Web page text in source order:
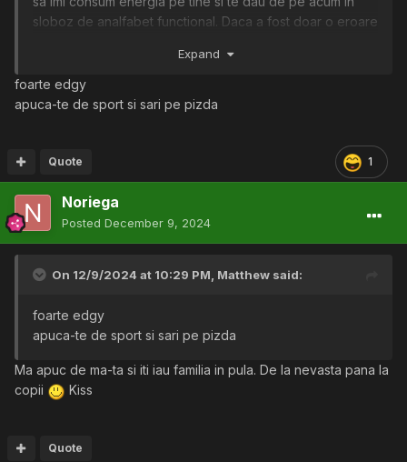
sloboz de analfabet functional. Daca a fost doar o eroare
nevoit sa citesti cum te dau in sloboz de analfabet
functional. Insa daca te-ai inflamat pentru ca i-am spurcat
pe cei doi popi fututi in cur te rog sa ma anunti, pentru ca
Expand
foarte edgy
apuca-te de sport si sari pe pizda
1
Quote
Noriega
Posted December 9, 2024
On 12/9/2024 at 10:29 PM, Matthew said:
foarte edgy
apuca-te de sport si sari pe pizda
Ma apuc de ma-ta si iti iau familia in pula. De la nevasta pana la
copii
Kiss
Quote